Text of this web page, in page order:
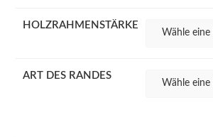
HOLZRAHMENSTÄRKE
ART DES RANDES